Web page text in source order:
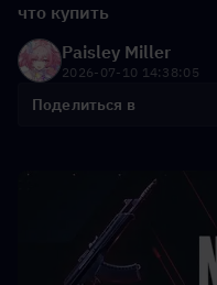
что купить
Paisley Miller
2026-07-10 14:38:05
Поделиться в